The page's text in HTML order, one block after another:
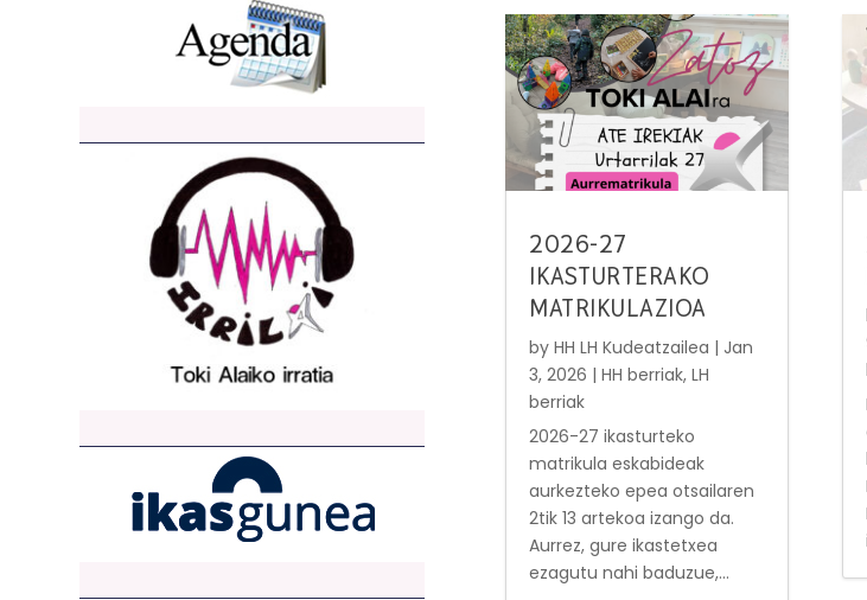
2026-27
IKASTURTERAKO
MATRIKULAZIOA
byHH LH Kudeatzailea | Jan
3, 2026 |HH berriak,LH
berriak
2026-27 ikasturteko
matrikula eskabideak
aurkezteko epea otsailaren
2tik 13 artekoa izango da.
Aurrez, gure ikastetxea
ezagutu nahi baduzue,...